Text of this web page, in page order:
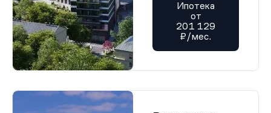
Ипотека
от
201 129
₽/мес.